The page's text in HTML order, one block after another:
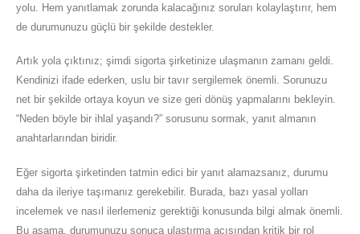
yolu. Hem yanıtlamak zorunda kalacağınız soruları kolaylaştırır, hem
de durumunuzu güçlü bir şekilde destekler.
Artık yola çıktınız; şimdi sigorta şirketinize ulaşmanın zamanı geldi.
Kendinizi ifade ederken, uslu bir tavır sergilemek önemli. Sorunuzu
net bir şekilde ortaya koyun ve size geri dönüş yapmalarını bekleyin.
“Neden böyle bir ihlal yaşandı?” sorusunu sormak, yanıt almanın
anahtarlarından biridir.
Eğer sigorta şirketinden tatmin edici bir yanıt alamazsanız, durumu
daha da ileriye taşımanız gerekebilir. Burada, bazı yasal yolları
incelemek ve nasıl ilerlemeniz gerektiği konusunda bilgi almak önemli.
Bu aşama, durumunuzu sonuca ulaştırma açısından kritik bir rol